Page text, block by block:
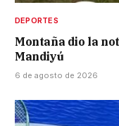
DEPORTES
Montaña dio la
Mandiyú
6 de agosto de 2026